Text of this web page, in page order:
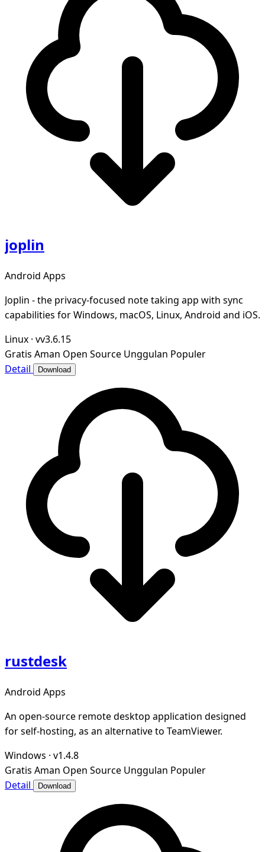
joplin
Android Apps
Joplin - the privacy-focused note taking app with sync
capabilities for Windows, macOS, Linux, Android and iOS.
Linux · vv3.6.15
Gratis Aman Open Source Unggulan Populer
Detail
Download
rustdesk
Android Apps
An open-source remote desktop application designed
for self-hosting, as an alternative to TeamViewer.
Windows · v1.4.8
Gratis Aman Open Source Unggulan Populer
Detail
Download